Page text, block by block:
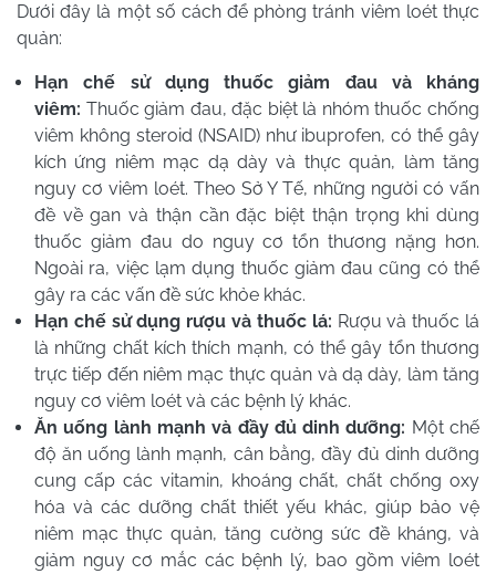
Dưới đây là một số cách để phòng tránh viêm loét thực
quản:
Hạn chế sử dụng thuốc giảm đau và kháng
viêm: Thuốc giảm đau, đặc biệt là nhóm thuốc chống
viêm không steroid (NSAID) như ibuprofen, có thể gây
kích ứng niêm mạc dạ dày và thực quản, làm tăng
nguy cơ viêm loét. Theo Sở Y Tế, những người có vấn
đề về gan và thận cần đặc biệt thận trọng khi dùng
thuốc giảm đau do nguy cơ tổn thương nặng hơn.
Ngoài ra, việc lạm dụng thuốc giảm đau cũng có thể
gây ra các vấn đề sức khỏe khác.
Hạn chế sử dụng rượu và thuốc lá: Rượu và thuốc lá
là những chất kích thích mạnh, có thể gây tổn thương
trực tiếp đến niêm mạc thực quản và dạ dày, làm tăng
nguy cơ viêm loét và các bệnh lý khác.
Ăn uống lành mạnh và đầy đủ dinh dưỡng: Một chế
độ ăn uống lành mạnh, cân bằng, đầy đủ dinh dưỡng
cung cấp các vitamin, khoáng chất, chất chống oxy
hóa và các dưỡng chất thiết yếu khác, giúp bảo vệ
niêm mạc thực quản, tăng cường sức đề kháng, và
giảm nguy cơ mắc các bệnh lý, bao gồm viêm loét